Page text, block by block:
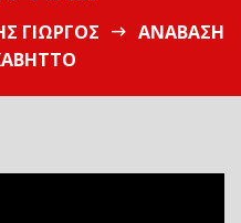
ΓΙΏΡΓΟΣ
ΑΝΆΒΑΣΗ